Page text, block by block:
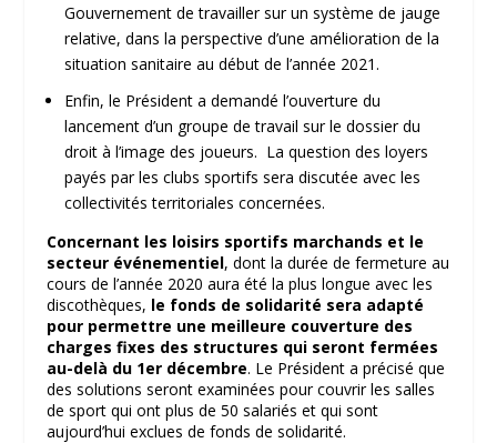
Gouvernement de travailler sur un système de jauge
relative, dans la perspective d’une amélioration de la
situation sanitaire au début de l’année 2021.
Enfin, le Président a demandé l’ouverture du
lancement d’un groupe de travail sur le dossier du
droit à l’image des joueurs. La question des loyers
payés par les clubs sportifs sera discutée avec les
collectivités territoriales concernées.
Concernant les loisirs sportifs marchands et le
secteur événementiel, dont la durée de fermeture au
cours de l’année 2020 aura été la plus longue avec les
discothèques, le fonds de solidarité sera adapté
pour permettre une meilleure couverture des
charges fixes des structures qui seront fermées
au-delà du 1er décembre. Le Président a précisé que
des solutions seront examinées pour couvrir les salles
de sport qui ont plus de 50 salariés et qui sont
aujourd’hui exclues de fonds de solidarité.